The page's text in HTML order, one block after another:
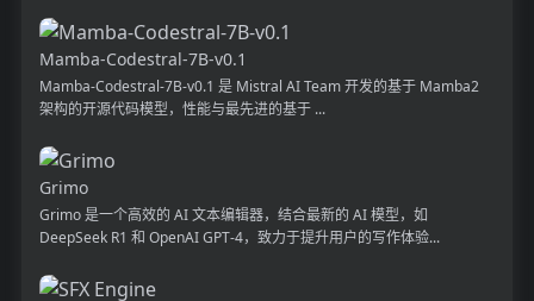
Mamba-Codestral-7B-v0.1
Mamba-Codestral-7B-v0.1 是 Mistral AI Team 开发的基于 Mamba2
架构的开源代码模型，性能与最先进的基于 ...
Grimo
Grimo 是一个高效的 AI 文本编辑器，结合最新的 AI 模型，如
DeepSeek R1 和 OpenAI GPT-4，致力于提升用户的写作体验...